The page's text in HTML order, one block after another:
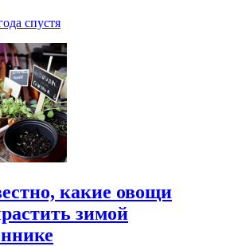
спустя
какие овощи
зимой